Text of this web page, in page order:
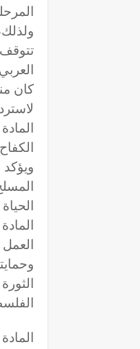
كان
المادة
المادة
المادة